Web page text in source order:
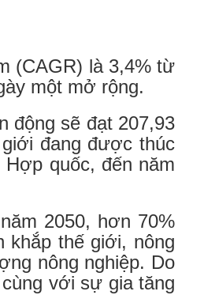
(CAGR) là 3,4% từ
một mở rộng.
động sẽ đạt 207,93
đang được thúc
quốc, đến năm
2050, hơn 70%
khắp thế giới, nông
nông nghiệp. Do
với sự gia tăng